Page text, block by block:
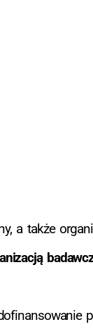
a także